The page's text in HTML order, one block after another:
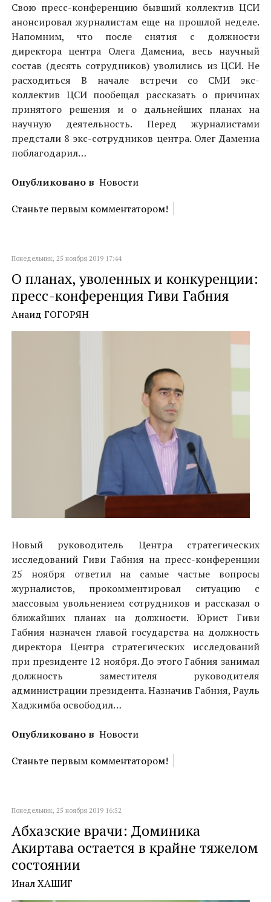
Свою пресс-конференцию бывший коллектив ЦСИ
анонсировал журналистам еще на прошлой неделе.
Напомним, что после снятия с должности
директора центра Олега Дамениа, весь научный
состав (десять сотрудников) уволились из ЦСИ. Не
расходиться В начале встречи со СМИ экс-
коллектив ЦСИ пообещал рассказать о причинах
принятого решения и о дальнейших планах на
научную деятельность. Перед журналистами
предстали 8 экс-сотрудников центра. Олег Дамениа
поблагодарил…
Опубликовано в Новости
Станьте первым комментатором!
Понедельник, 25 ноября 2019 17:44
О планах, уволенных и конкуренции:
пресс-конференция Гиви Габния
Анаид ГОГОРЯН
Новый руководитель Центра стратегических
исследований Гиви Габния на пресс-конференции
25 ноября ответил на самые частые вопросы
журналистов, прокомментировал ситуацию с
массовым увольнением сотрудников и рассказал о
ближайших планах на должности. Юрист Гиви
Габния назначен главой государства на должность
директора Центра стратегических исследований
при президенте 12 ноября. До этого Габния занимал
должность заместителя руководителя
администрации президента. Назначив Габния, Рауль
Хаджимба освободил…
Опубликовано в Новости
Станьте первым комментатором!
Понедельник, 25 ноября 2019 16:52
Абхазские врачи: Доминика
Акиртава остается в крайне тяжелом
состоянии
Инал ХАШИГ